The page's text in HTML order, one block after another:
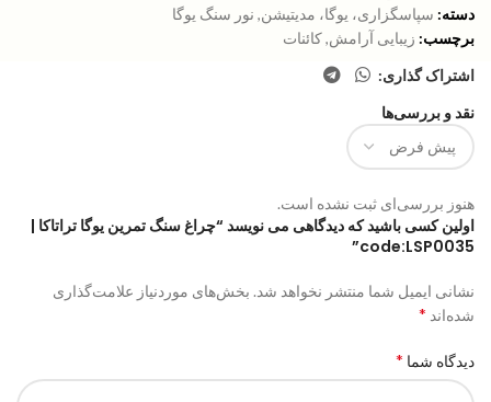
دسته: سپاسگزاری، یوگا، مدیتیشن, نور سنگ یوگا
برچسب: زیبایی آرامش,کائنات
اشتراک گذاری:
نقد و بررسی‌ها
هنوز بررسی‌ای ثبت نشده است.
اولین کسی باشید که دیدگاهی می نویسد “چراغ سنگ تمرین یوگا تراتاکا |
code:LSP0035”
نشانی ایمیل شما منتشر نخواهد شد. بخش‌های موردنیاز علامت‌گذاری
شده‌اند *
دیدگاه شما *